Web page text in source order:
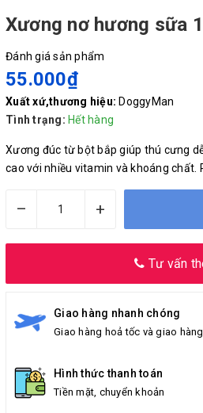
Xương nơ hương sữa
Đánh giá sản phẩm
55.000₫
Xuất xứ,thương hiệu: DoggyMan
Tình trạng: Hết hàng
Xương đúc từ bột bắp giúp thú cưng
cao với nhiều vitamin và khoáng chất.
– +
Tư vấn
Giao hàng nhanh chóng
Giao hàng hoả tốc và giao
Hình thức thanh toán
Tiền mặt, chuyển khoản